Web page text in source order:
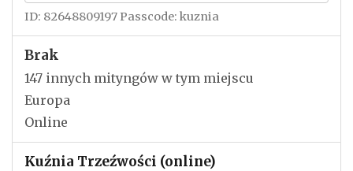
ID: 82648809197 Passcode: kuznia
Brak
147 innych mityngów w tym miejscu
Europa
Online
Kuźnia Trzeźwości (online)